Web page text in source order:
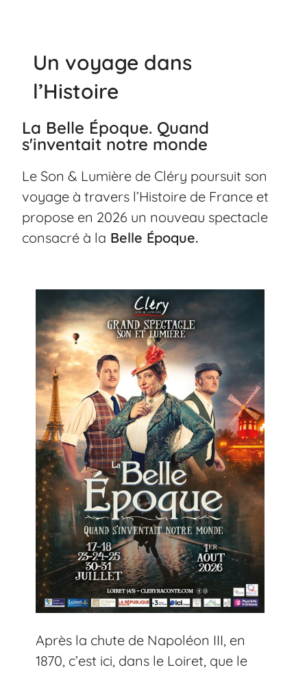
Un voyage dans
l’Histoire
La Belle Époque. Quand
s'inventait notre monde
Le Son & Lumière de Cléry poursuit son
voyage à travers l’Histoire de France et
propose en 2026 un nouveau spectacle
consacré à la Belle Époque.
Après la chute de Napoléon III, en
1870, c’est ici, dans le Loiret, que le